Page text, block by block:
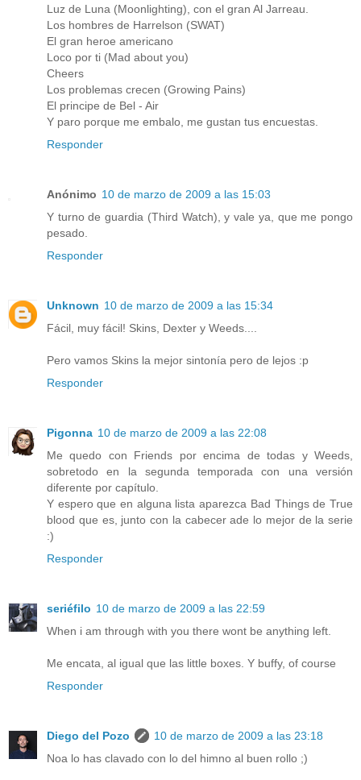
Luz de Luna (Moonlighting), con el gran Al Jarreau.
Los hombres de Harrelson (SWAT)
El gran heroe americano
Loco por ti (Mad about you)
Cheers
Los problemas crecen (Growing Pains)
El principe de Bel - Air
Y paro porque me embalo, me gustan tus encuestas.
Responder
Anónimo 10 de marzo de 2009 a las 15:03
Y turno de guardia (Third Watch), y vale ya, que me pongo
pesado.
Responder
Unknown 10 de marzo de 2009 a las 15:34
Fácil, muy fácil! Skins, Dexter y Weeds....
Pero vamos Skins la mejor sintonía pero de lejos :p
Responder
Pigonna 10 de marzo de 2009 a las 22:08
Me quedo con Friends por encima de todas y Weeds,
sobretodo en la segunda temporada con una versión
diferente por capítulo.
Y espero que en alguna lista aparezca Bad Things de True
blood que es, junto con la cabecer ade lo mejor de la serie
:)
Responder
seriéfilo 10 de marzo de 2009 a las 22:59
When i am through with you there wont be anything left.
Me encata, al igual que las little boxes. Y buffy, of course
Responder
Diego del Pozo
10 de marzo de 2009 a las 23:18
Noa lo has clavado con lo del himno al buen rollo ;)